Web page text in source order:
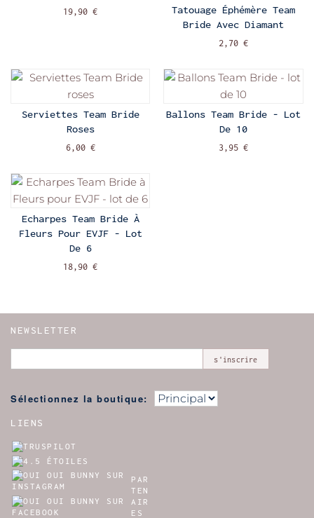
19,90 €
Tatouage Éphémère Team
Bride Avec Diamant
2,70 €
Serviettes Team Bride
Roses
6,00 €
Ballons Team Bride - Lot
De 10
3,95 €
Echarpes Team Bride À
Fleurs Pour EVJF - Lot
De 6
18,90 €
NEWSLETTER
s'inscrire
Sélectionnez la boutique:
LIENS
PAR
TEN
AIR
ES